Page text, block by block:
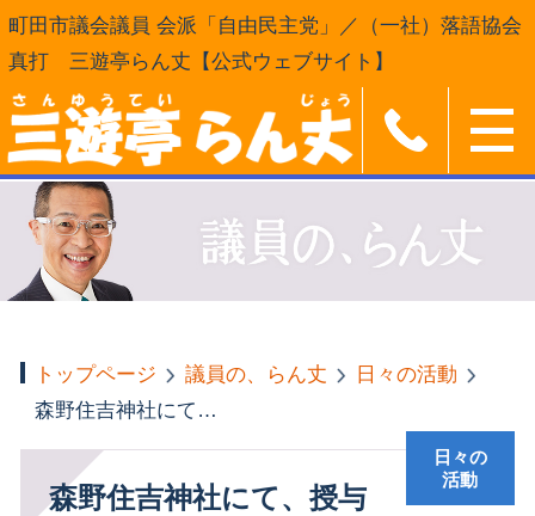
町田市議会議員 会派「自由民主党」／（一社）落語協会
真打 三遊亭らん丈【公式ウェブサイト】
トップページ 議員の、らん丈
日々の活動
森野住吉神社にて、授与品頒布のお手伝い
森野住吉神社にて、授与
日々の
活動